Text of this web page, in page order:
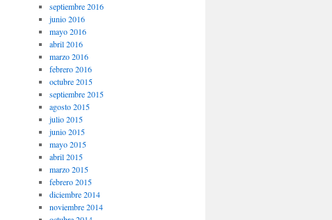
septiembre 2016
junio 2016
mayo 2016
abril 2016
marzo 2016
febrero 2016
octubre 2015
septiembre 2015
agosto 2015
julio 2015
junio 2015
mayo 2015
abril 2015
marzo 2015
febrero 2015
diciembre 2014
noviembre 2014